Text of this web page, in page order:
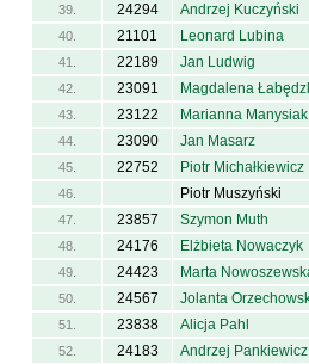
39. 24294 Andrzej Kuczyński
40. 21101 Leonard Lubina
41. 22189 Jan Ludwig
42. 23091 Magdalena
43. 23122 Marianna Manysiak
44. 23090 Jan Masarz
45. 22752 Piotr Michałkiewicz
46. Piotr Muszyński
47. 23857 Szymon Muth
48. 24176 Elżbieta Nowaczyk
49. 24423 Marta
50. 24567 Jolanta
51. 23838 Alicja Pahl
52. 24183 Andrzej Pankiewicz